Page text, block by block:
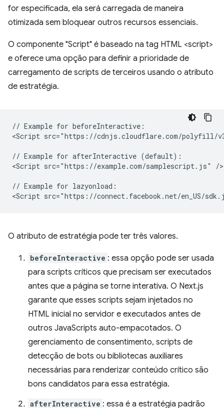
for especificada, ela será carregada de maneira
otimizada sem bloquear outros recursos essenciais.
O componente "Script" é baseado na tag HTML <script>
e oferece uma opção para definir a prioridade de
carregamento de scripts de terceiros usando o atributo
de estratégia.
// Example for beforeInteractive:
<Script src="https://cdnjs.cloudflare.com/polyfill/
// Example for afterInteractive (default):
<Script src="https://example.com/samplescript.js" />
// Example for lazyonload:
O atributo de estratégia pode ter três valores.
beforeInteractive : essa opção pode ser usada
para scripts críticos que precisam ser executados
antes que a página se torne interativa. O Next.js
garante que esses scripts sejam injetados no
HTML inicial no servidor e executados antes de
outros JavaScripts auto-empacotados. O
gerenciamento de consentimento, scripts de
detecção de bots ou bibliotecas auxiliares
necessárias para renderizar conteúdo crítico são
bons candidatos para essa estratégia.
afterInteractive : essa é a estratégia padrão